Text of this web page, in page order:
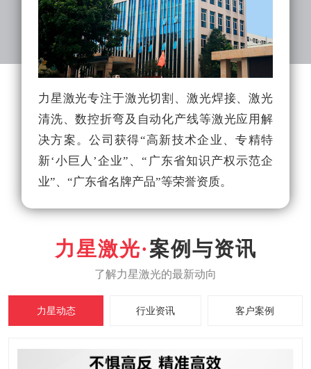
力星激光专注于激光切割、激光焊接、激光
清洗、数控折弯及自动化产线等激光应用解
决方案。公司获得“高新技术企业、专精特
新‘小巨人’企业”、“广东省知识产权示范企
业”、“广东省名牌产品”等荣誉资质。
案例与资讯
力星动态 行业资讯 客户案例